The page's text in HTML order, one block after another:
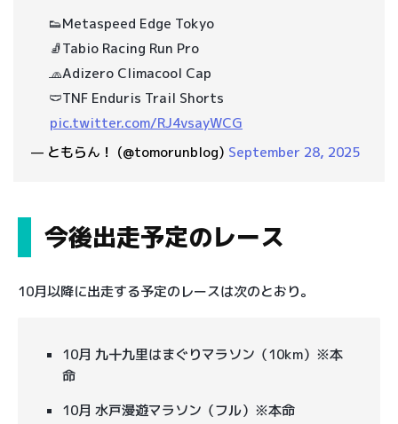
👟Metaspeed Edge Tokyo
🧦Tabio Racing Run Pro
🧢Adizero Climacool Cap
🩲TNF Enduris Trail Shorts
pic.twitter.com/RJ4vsayWCG
— ともらん！ (@tomorunblog) September 28, 2025
今後出走予定のレース
10月以降に出走する予定のレースは次のとおり。
10月 九十九里はまぐりマラソン（10km）※本
命
10月 水戸漫遊マラソン（フル）※本命